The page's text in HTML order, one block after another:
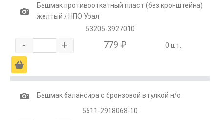
1
Башмак противооткатный пласт (без кронштейна)
желтый / НПО Урал
53205-3927010
- + 779 ₽ 0 шт.
Ä
1
Башмак балансира с бронзовой втулкой н/о
5511-2918068-10